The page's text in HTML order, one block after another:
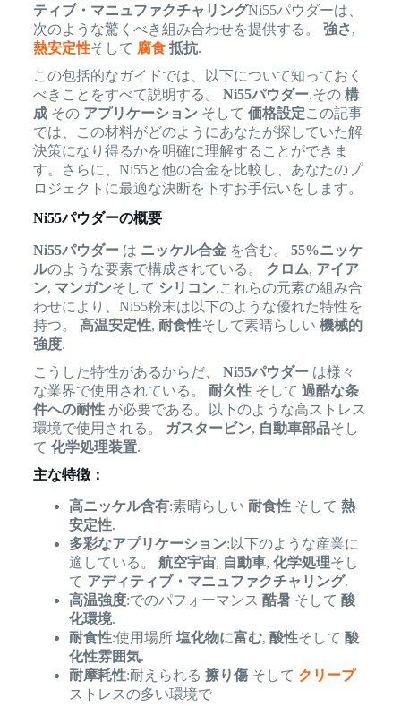
ティブ・マニュファクチャリングNi55パウダーは、
次のような驚くべき組み合わせを提供する。 強さ,
熱安定性そして 腐食抵抗.
この包括的なガイドでは、以下について知っておく
べきことをすべて説明する。 Ni55パウダー.その 構
成その アプリケーション そして 価格設定この記事
では、この材料がどのようにあなたが探していた解
決策になり得るかを明確に理解することができま
す。さらに、Ni55と他の合金を比較し、あなたのプ
ロジェクトに最適な決断を下すお手伝いをします。
Ni55パウダーの概要
Ni55パウダーは ニッケル合金を含む。 55%ニッケ
ルのような要素で構成されている。 クロム, アイア
ン, マンガンそして シリコン.これらの元素の組み合
わせにより、Ni55粉末は以下のような優れた特性を
持つ。 高温安定性, 耐食性そして素晴らしい 機械的
強度.
こうした特性があるからだ、 Ni55パウダーは様々
な業界で使用されている。 耐久性そして 過酷な条
件への耐性が必要である。以下のような高ストレス
環境で使用される。
ガスタービン, 自動車部品そし
て 化学処理装置.
主な特徴：
高ニッケル含有:素晴らしい 耐食性そして 熱
安定性.
多彩なアプリケーション:以下のような産業に
適している。 航空宇宙, 自動車, 化学処理そし
て アディティブ・マニュファクチャリング.
高温強度:でのパフォーマンス 酷暑そして 酸
化環境.
耐食性:使用場所 塩化物に富む, 酸性そして 酸
化性雰囲気.
耐摩耗性:耐えられる 擦り傷そして クリープ
ストレスの多い環境で